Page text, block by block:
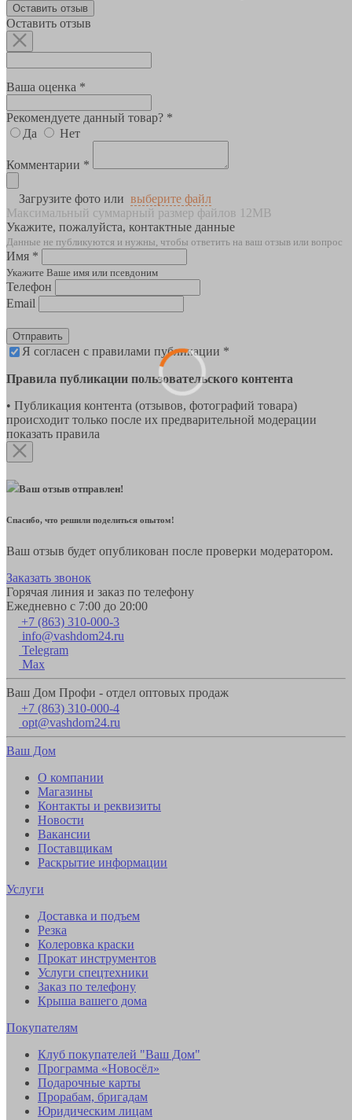
Оставить отзыв
Оставить отзыв
Ваша оценка *
Рекомендуете данный товар? *
Да
Нет
Комментарии *
Загрузите фото или выберите файл
Максимальный суммарный размер файлов 12MB
Укажите, пожалуйста, контактные данные
Данные не публикуются и нужны, чтобы ответить на ваш отзыв или вопрос
Имя *
Укажите Ваше имя или псевдоним
Телефон
Email
Отправить
Я согласен с правилами публикации *
Правила публикации пользовательского контента
• Публикация контента (отзывов, фотографий товара)
происходит только после их предварительной модерации
показать правила
Ваш отзыв отправлен!
Спасибо, что решили поделиться опытом!
Ваш отзыв будет опубликован после проверки модератором.
Заказать звонок
Горячая линия и заказ по телефону
Ежедневно с 7:00 до 20:00
+7 (863) 310-000-3
info@vashdom24.ru
Telegram
Max
Ваш Дом Профи - отдел оптовых продаж
+7 (863) 310-000-4
opt@vashdom24.ru
Ваш Дом
О компании
Магазины
Контакты и реквизиты
Новости
Вакансии
Поставщикам
Раскрытие информации
Услуги
Доставка и подъем
Резка
Колеровка краски
Прокат инструментов
Услуги спецтехники
Заказ по телефону
Крыша вашего дома
Покупателям
Клуб покупателей "Ваш Дом"
Программа «Новосёл»
Подарочные карты
Прорабам, бригадам
Юридическим лицам